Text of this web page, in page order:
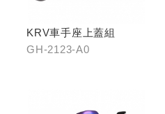
KRV車手座上蓋組
GH-2123-A0